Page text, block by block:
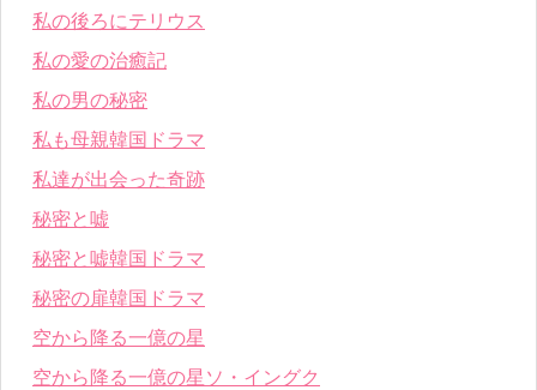
私の後ろにテリウス
私の愛の治癒記
私の男の秘密
私も母親韓国ドラマ
私達が出会った奇跡
秘密と嘘
秘密と嘘韓国ドラマ
秘密の扉韓国ドラマ
空から降る一億の星
空から降る一億の星ソ・イングク